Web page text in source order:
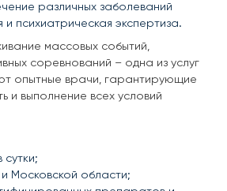
различных заболеваний
и психиатрическая экспертиза.
массовых событий,
соревнований – одна из услуг
опытные врачи, гарантирующие
и выполнение всех условий
и Московской области;